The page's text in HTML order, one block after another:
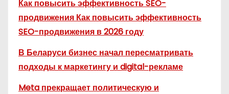
Как повысить эффективность SEO-
продвижения Как повысить эффективность
SEO-продвижения в 2026 году
В Беларуси бизнес начал пересматривать
подходы к маркетингу и digital-рекламе
Meta прекращает политическую и